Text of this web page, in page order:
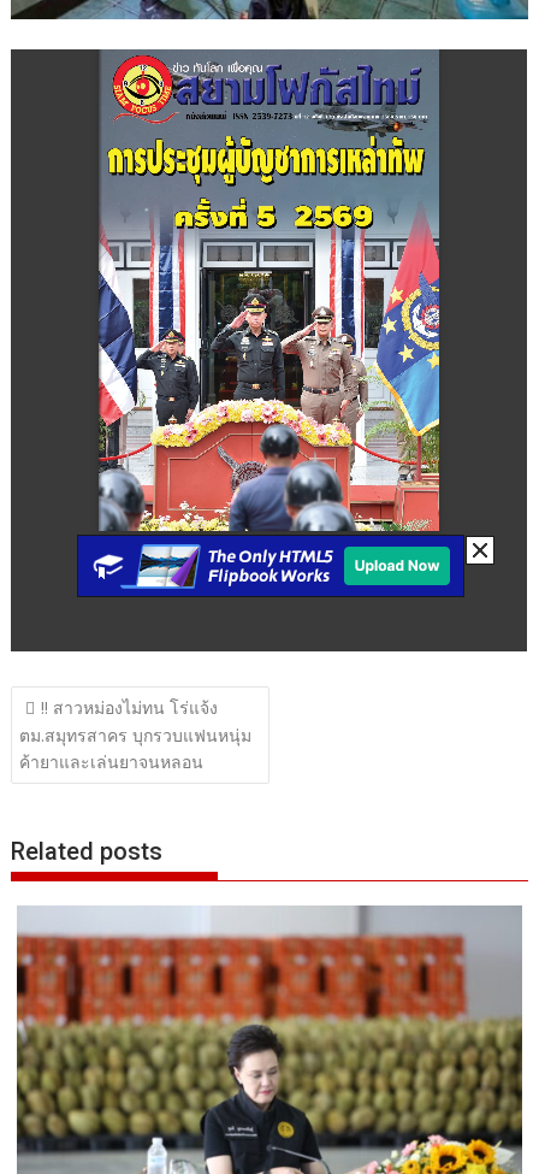
แนะแนว
เรื่อง
!! สาวหม่องไม่ทน โร่แจ้ง
ตม.สมุทรสาคร บุกรวบแฟนหนุ่ม
ค้ายาและเล่นยาจนหลอน
Related posts